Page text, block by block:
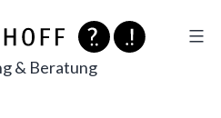
& Beratung